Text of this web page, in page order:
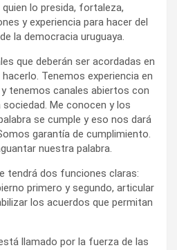
lo presida, fortaleza,
y experiencia para hacer del
la democracia uruguaya.
que deberán ser acordadas en
Tenemos experiencia en
tenemos canales abiertos con
Me conocen y los
se cumple y eso nos dará
garantía de cumplimiento.
nuestra palabra.
tendrá dos funciones claras:
primero y segundo, articular
los acuerdos que permitan
llamado por la fuerza de las